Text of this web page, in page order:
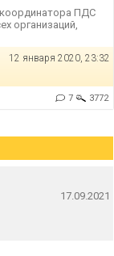
ПДС
организаций,
12 января 2020, 23:32
7 3772
17.09.2021